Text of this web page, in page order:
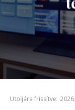
Utoljára frissítve: